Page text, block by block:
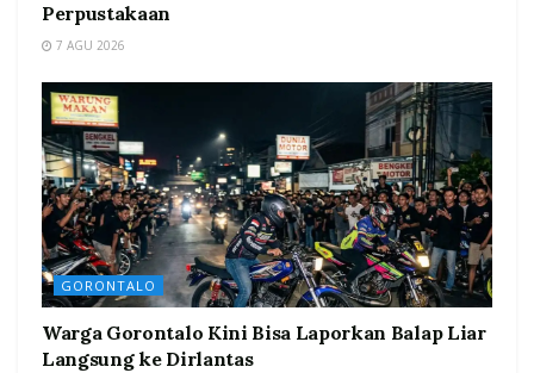
Perpustakaan
7 AGU 2026
GORONTALO
Warga Gorontalo Kini Bisa Laporkan Balap Liar
Langsung ke Dirlantas